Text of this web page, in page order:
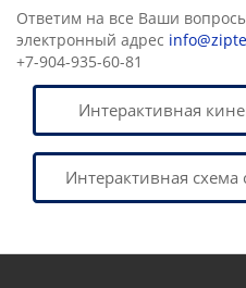
Ответим на все Ваши
электронный адрес
+7-904-935-60-81
Интерактивная
Интерактивная